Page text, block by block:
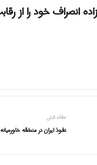
انصراف خود را از
مقاله قبلی
نفوذ ايران در منطقه خاورميانه